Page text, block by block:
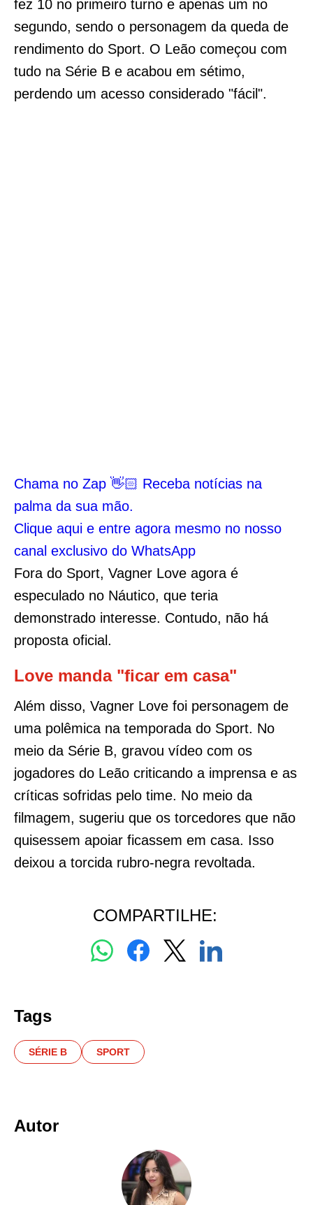
fez 10 no primeiro turno e apenas um no
segundo, sendo o personagem da queda de
rendimento do Sport. O Leão começou com
tudo na Série B e acabou em sétimo,
perdendo um acesso considerado "fácil".
Chama no Zap 👋🏻 Receba notícias na
palma da sua mão.
Clique aqui e entre agora mesmo no nosso
canal exclusivo do WhatsApp
Fora do Sport, Vagner Love agora é
especulado no Náutico, que teria
demonstrado interesse. Contudo, não há
proposta oficial.
Love manda "ficar em casa"
Além disso, Vagner Love foi personagem de
uma polêmica na temporada do Sport. No
meio da Série B, gravou vídeo com os
jogadores do Leão criticando a imprensa e as
críticas sofridas pelo time. No meio da
filmagem, sugeriu que os torcedores que não
quisessem apoiar ficassem em casa. Isso
deixou a torcida rubro-negra revoltada.
COMPARTILHE:
Tags
SÉRIE B SPORT
Autor